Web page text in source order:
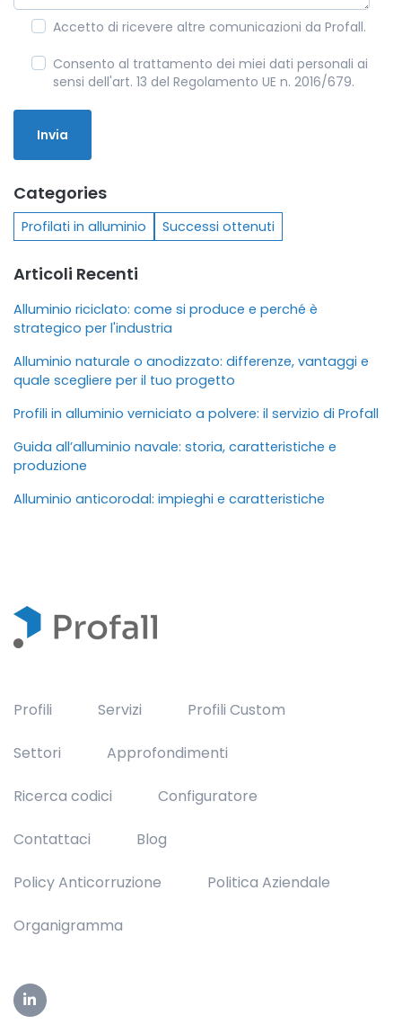
Accetto di ricevere altre comunicazioni da Profall.
Consento al trattamento dei miei dati personali ai
sensi dell'art. 13 del Regolamento UE n. 2016/679.
Categories
Profilati in alluminio Successi ottenuti
Articoli Recenti
Alluminio riciclato: come si produce e perché è
strategico per l'industria
Alluminio naturale o anodizzato: differenze, vantaggi e
quale scegliere per il tuo progetto
Profili in alluminio verniciato a polvere: il servizio di Profall
Guida all’alluminio navale: storia, caratteristiche e
produzione
Alluminio anticorodal: impieghi e caratteristiche
Profili Servizi Profili Custom
Settori Approfondimenti
Ricerca codici Configuratore
Contattaci Blog
Policy Anticorruzione Politica Aziendale
Organigramma